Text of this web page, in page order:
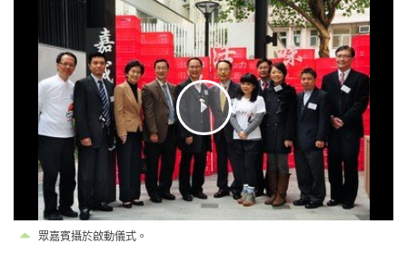
眾嘉賓攝於啟動儀式。